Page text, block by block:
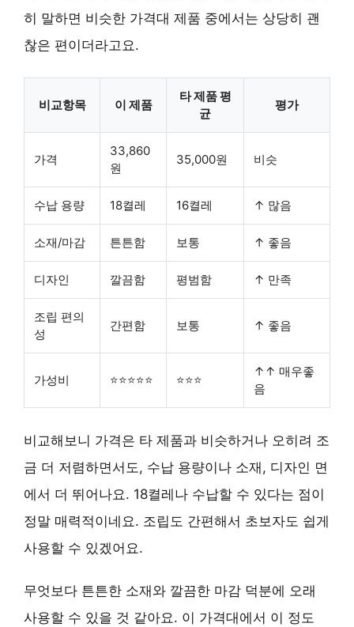
히 말하면 비슷한 가격대 제품 중에서는 상당히 괜
찮은 편이더라고요.
비교항목 이 제품
타 제품 평
균
평가
가격
33,860
원
35,000원 비슷
수납 용량 18켤레 16켤레 ↑ 많음
소재/마감 튼튼함 보통 ↑ 좋음
디자인 깔끔함 평범함 ↑ 만족
조립 편의
성
간편함 보통 ↑ 좋음
가성비 ⭐⭐⭐⭐⭐ ⭐⭐⭐
↑↑ 매우좋
음
비교해보니 가격은 타 제품과 비슷하거나 오히려 조
금 더 저렴하면서도, 수납 용량이나 소재, 디자인 면
에서 더 뛰어나요. 18켤레나 수납할 수 있다는 점이
정말 매력적이네요. 조립도 간편해서 초보자도 쉽게
사용할 수 있겠어요.
무엇보다 튼튼한 소재와 깔끔한 마감 덕분에 오래
사용할 수 있을 것 같아요. 이 가격대에서 이 정도